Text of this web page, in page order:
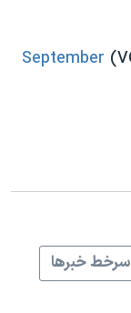
September
سرخط خبرها